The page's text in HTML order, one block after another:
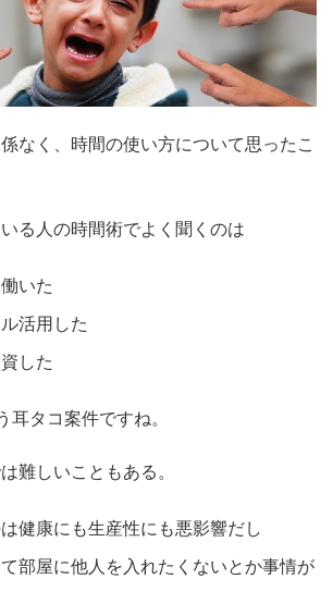
なく、時間の使い方について思ったこ
る人の時間術でよく聞くのは
いた
活用した
した
タコ案件ですね。
難しいこともある。
健康にも生産性にも悪影響だし
部屋に他人を入れたくないとか事情が